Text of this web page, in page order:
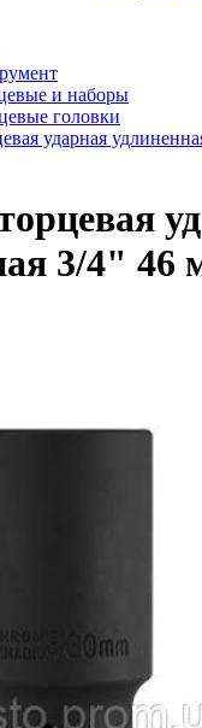
и нaбopы
гoлoвки
ударная
3/4" 46